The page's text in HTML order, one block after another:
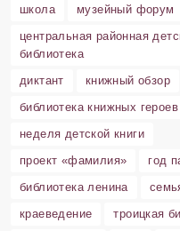
школа
музейный форум
центральная районная
библиотека
диктант
книжный обзор
библиотека книжных героев
неделя детской книги
проект «фамилия»
год
библиотека ленина
краеведение
троицкая